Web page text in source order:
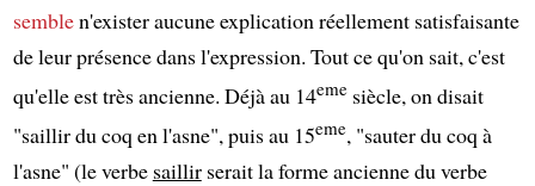
semblen'exister aucune explication réellement satisfaisante
de leur présence dans l'expression. Tout ce qu'on sait, c'est
qu'elle est très ancienne. Déjà au 14emesiècle, on disait
"saillir du coq en l'asne", puis au 15eme, "sauter du coq à
l'asne" (le verbe saillirserait la forme ancienne du verbe